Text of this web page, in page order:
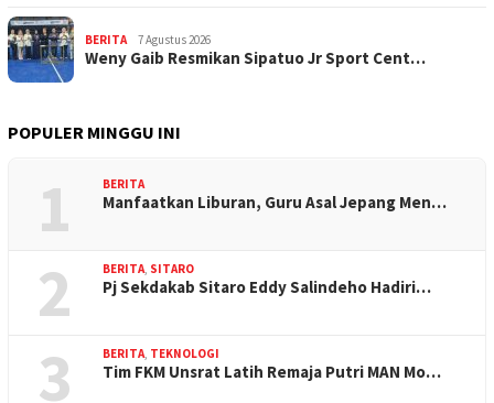
BERITA 7 Agustus 2026
Weny Gaib Resmikan Sipatuo Jr Sport Cent…
POPULER MINGGU INI
1 BERITA
Manfaatkan Liburan, Guru Asal Jepang Men…
2 BERITA, SITARO
Pj Sekdakab Sitaro Eddy Salindeho Hadiri…
3 BERITA, TEKNOLOGI
Tim FKM Unsrat Latih Remaja Putri MAN Mo…